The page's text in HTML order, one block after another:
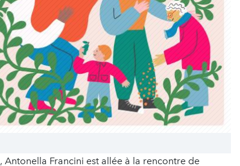
, Antonella Francini est allée à la rencontre de